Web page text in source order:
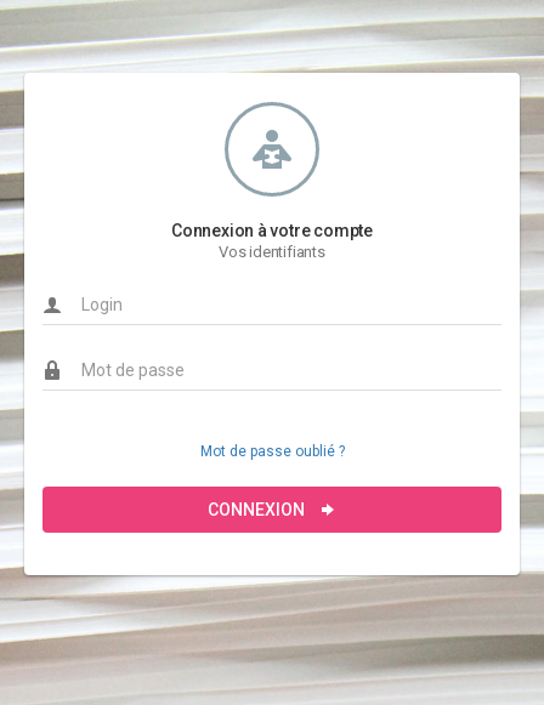
Connexion à votre compte
Vos identifiants
Mot de passe oublié ?
CONNEXION